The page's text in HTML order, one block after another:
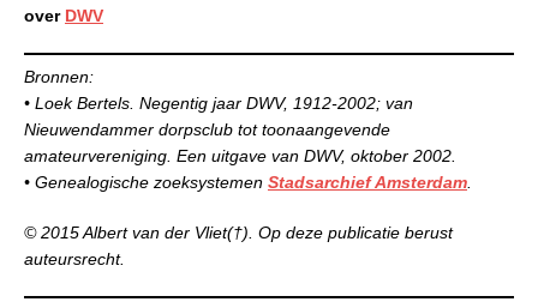
over DWV
Bronnen:
• Loek Bertels. Negentig jaar DWV, 1912-2002; van
Nieuwendammer dorpsclub tot toonaangevende
amateurvereniging. Een uitgave van DWV, oktober 2002.
• Genealogische zoeksystemen Stadsarchief Amsterdam
©2015Albert van der Vliet(†). Op deze publicatie berust
auteursrecht.